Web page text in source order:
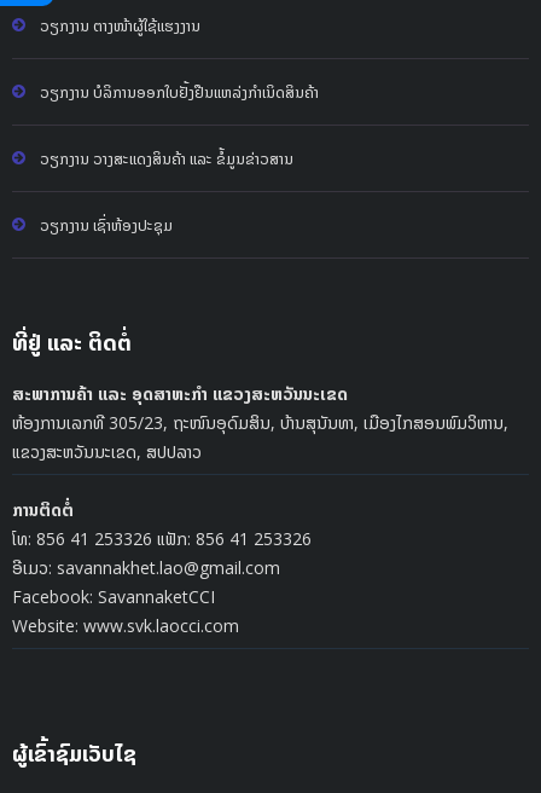
ວຽກງານ ຕາງໜ້າຜູ້ໃຊ້ແຮງງານ
ວຽກງານ ບໍລິການອອກໃບຢັ້ງຢືນແຫລ່ງກຳເນິດສິນຄ້າ
ວຽກງານ ວາງສະແດງສິນຄ້າ ແລະ ຂໍ້ມູນຂ່າວສານ
ວຽກງານ ເຊົ່າຫ້ອງປະຊຸມ
ທີ່ຢູ່ ແລະ ຕິດຕໍ່
ສະພາການຄ້າ ແລະ ອຸດສາຫະກຳ ແຂວງສະຫວັນນະເຂດ
ຫ້ອງການເລກທີ 305/23, ຖະໜົນອຸດົມສິນ, ບ້ານສຸນັນທາ, ເມືອງໄກສອນພົມວິຫານ,
ແຂວງສະຫວັນນະເຂດ, ສປປລາວ
ການຕິດຕໍ່
ໂທ: 856 41 253326 ແຟັກ: 856 41 253326
ອີເມວ: savannakhet.lao@gmail.com
Facebook: SavannaketCCI
Website: www.svk.laocci.com
ຜູ້ເຂົ້າຊົມເວັບໄຊ